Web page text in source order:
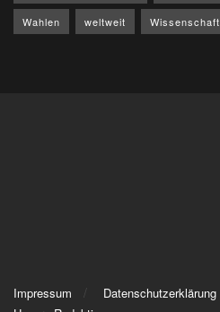
Wahlen weltweit Wissenschaft
Impressum Datenschutzerklärung